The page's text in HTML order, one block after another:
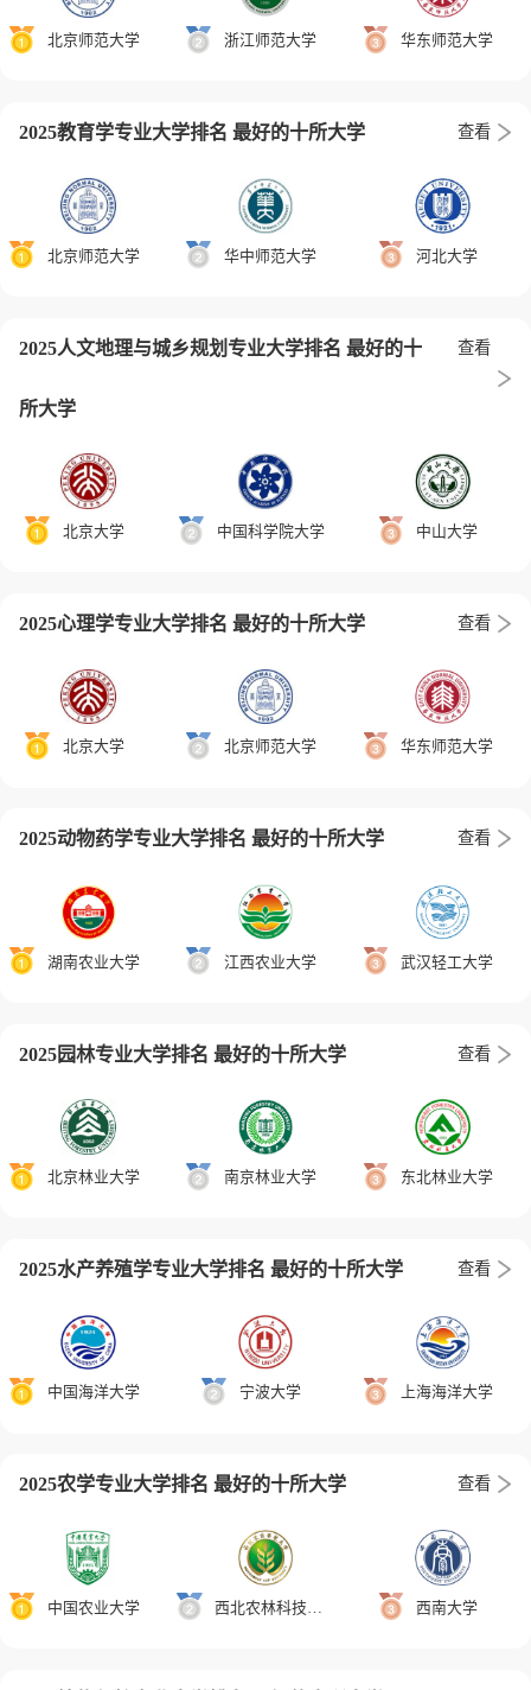
北京师范大学 浙江师范大学 华东师范大学
2025教育学专业大学排名 最好的十所大学 查看
北京师范大学 华中师范大学 河北大学
2025人文地理与城乡规划专业大学排名 最好的十
所大学
查看
北京大学 中国科学院大学 中山大学
2025心理学专业大学排名 最好的十所大学 查看
北京大学 北京师范大学 华东师范大学
2025动物药学专业大学排名 最好的十所大学 查看
湖南农业大学 江西农业大学 武汉轻工大学
2025园林专业大学排名 最好的十所大学 查看
北京林业大学 南京林业大学 东北林业大学
2025水产养殖学专业大学排名 最好的十所大学 查看
中国海洋大学 宁波大学 上海海洋大学
2025农学专业大学排名 最好的十所大学 查看
中国农业大学 西北农林科技大学 西南大学